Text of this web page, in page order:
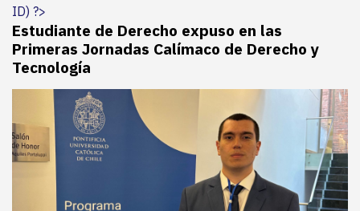
ID) ?>
Estudiante de Derecho expuso en las
Primeras Jornadas Calímaco de Derecho y
Tecnología